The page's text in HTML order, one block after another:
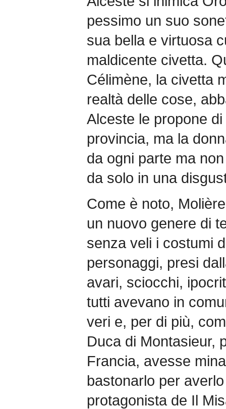
pessimo un suo
sua bella e virtuosa
maldicente civetta.
Célimène, la civetta
realtà delle cose,
Alceste le propone
provincia, ma la
da ogni parte ma
da solo in una
Come è noto,
un nuovo genere di
senza veli i costumi
personaggi, presi
avari, sciocchi,
tutti avevano in
veri e, per di più,
Duca di Montasieur,
Francia, avesse
bastonarlo per
protagonista de Il